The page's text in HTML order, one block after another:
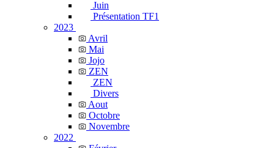
Juin
Présentation TF1
2023
Avril
Mai
Jojo
ZEN
ZEN
Divers
Aout
Octobre
Novembre
2022